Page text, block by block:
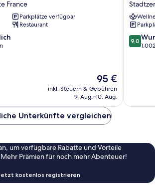
France
Parkplätze verfügbar
Restaurant
Der
Preis
beträgt
95 €
inkl. Steuern & Gebühren
9. Aug.–10. Aug.
By
Stay
9.0
von
9,0
Unterkünfte vergleichen
um verfügbare Rabatte und Vorteile
Prämien für noch mehr Abenteuer!
kostenlos registrieren